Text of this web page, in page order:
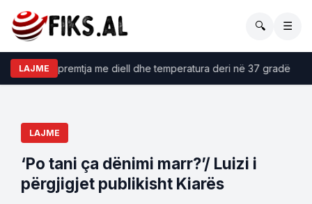
🔍 ☰
LAJMEE premtja me diell dhe temperatura deri në 37 gradë
LAJME
‘Po tani ça dënimi marr?’/ Luizi i
përgjigjet publikisht Kiarës